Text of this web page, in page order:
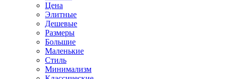
Цена
Элитные
Дешевые
Размеры
Большие
Маленькие
Стиль
Минимализм